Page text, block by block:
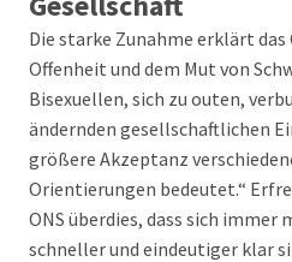
Die starke Zunahme erklärt
Offenheit und dem Mut von
Bisexuellen, sich zu outen,
ändernden gesellschaftlichen
größere Akzeptanz
Orientierungen bedeutet.“
ONS überdies, dass sich immer
schneller und eindeutiger klar